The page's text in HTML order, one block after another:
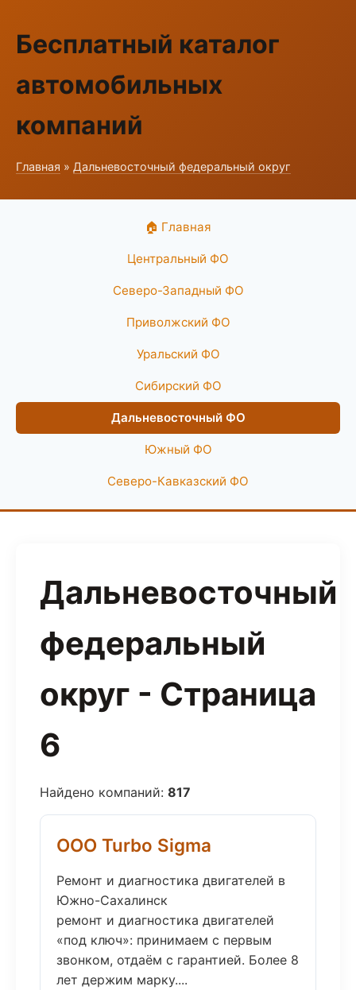
Бесплатный каталог
автомобильных
компаний
Главная » Дальневосточный федеральный округ
🏠 Главная
Центральный ФО
Северо-Западный ФО
Приволжский ФО
Уральский ФО
Сибирский ФО
Дальневосточный ФО
Южный ФО
Северо-Кавказский ФО
Дальневосточный
федеральный
округ - Страница
6
Найдено компаний: 817
ООО Turbo Sigma
Ремонт и диагностика двигателей в
Южно-Сахалинск
ремонт и диагностика двигателей
«под ключ»: принимаем с первым
звонком, отдаём с гарантией. Более 8
лет держим марку....